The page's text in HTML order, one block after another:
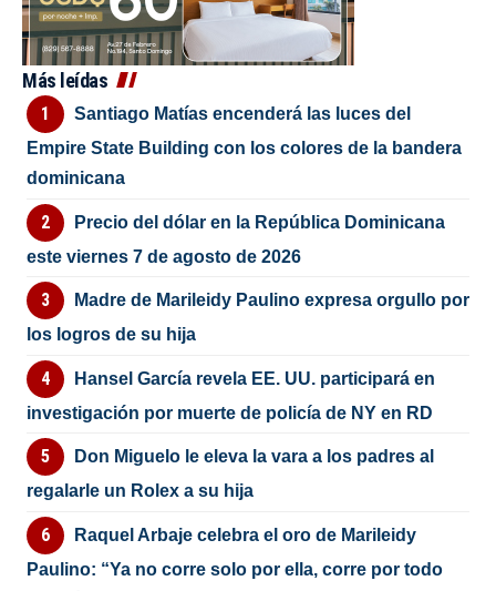
Más leídas
Santiago Matías encenderá las luces del
Empire State Building con los colores de la bandera
dominicana
Precio del dólar en la República Dominicana
este viernes 7 de agosto de 2026
Madre de Marileidy Paulino expresa orgullo por
los logros de su hija
Hansel García revela EE. UU. participará en
investigación por muerte de policía de NY en RD
Don Miguelo le eleva la vara a los padres al
regalarle un Rolex a su hija
Raquel Arbaje celebra el oro de Marileidy
Paulino: “Ya no corre solo por ella, corre por todo